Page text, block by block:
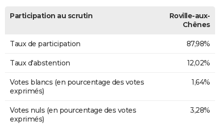
Participation au scrutin
Roville-aux-
Chênes
Taux de participation 87,98%
Taux d'abstention 12,02%
Votes blancs (en pourcentage des votes
exprimés)
1,64%
Votes nuls (en pourcentage des votes
exprimés)
3,28%